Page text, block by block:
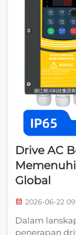
Drive AC
Global
2026-06-22
Dalam
penerapan